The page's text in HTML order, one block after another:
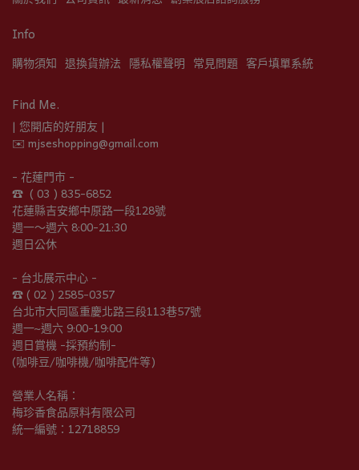
Info
購物須知 退換貨辦法 隱私權聲明 常見問題 客戶填單系統
Find Me.
| 您開店的好朋友 |
✉️ mjseshopping@gmail.com
- 花蓮門市 -
☎︎  ( 03 ) 835-6852
花蓮縣吉安鄉中原路一段128號
週一～週六 8:00-21:30
週日公休
- 台北展示中心 -
☎︎ ( 02 ) 2585-0357
台北市大同區重慶北路三段113巷57號
週一~週六 9:00-19:00
週日賞機 -採預約制-
(咖啡豆/咖啡機/咖啡配件等)
營業人名稱：
梅珍香食品原料有限公司
統一編號：12718859